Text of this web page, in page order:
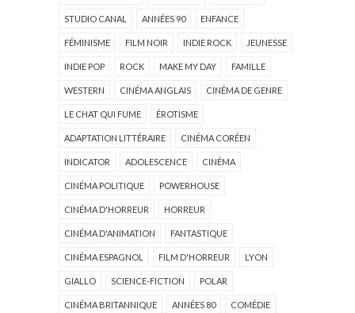
STUDIO CANAL ANNÉES 90 ENFANCE
FÉMINISME FILM NOIR INDIE ROCK JEUNESSE
INDIE POP ROCK MAKE MY DAY FAMILLE
WESTERN CINÉMA ANGLAIS CINÉMA DE GENRE
LE CHAT QUI FUME ÉROTISME
ADAPTATION LITTÉRAIRE CINÉMA CORÉEN
INDICATOR ADOLESCENCE CINÉMA
CINÉMA POLITIQUE POWERHOUSE
CINÉMA D'HORREUR HORREUR
CINÉMA D'ANIMATION FANTASTIQUE
CINÉMA ESPAGNOL FILM D'HORREUR LYON
GIALLO SCIENCE-FICTION POLAR
CINÉMA BRITANNIQUE ANNÉES 80 COMÉDIE